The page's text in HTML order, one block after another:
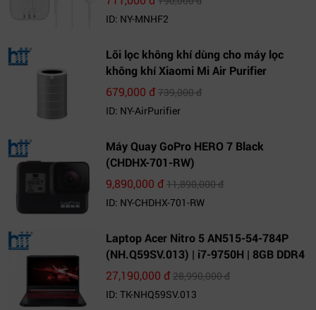
ID: NY-MNHF2
Lõi lọc không khí dùng cho máy lọc
không khí Xiaomi Mi Air Purifier
679,000 đ739,000 đ
ID: NY-AirPurifier
Máy Quay GoPro HERO 7 Black
(CHDHX-701-RW)
9,890,000 đ11,890,000 đ
ID: NY-CHDHX-701-RW
Laptop Acer Nitro 5 AN515-54-784P
(NH.Q59SV.013) | i7-9750H | 8GB DDR4
| 1TB HDD | GeForce GTX 1650 4GB |
27,190,000 đ28,990,000 đ
ID: TK-NHQ59SV.013